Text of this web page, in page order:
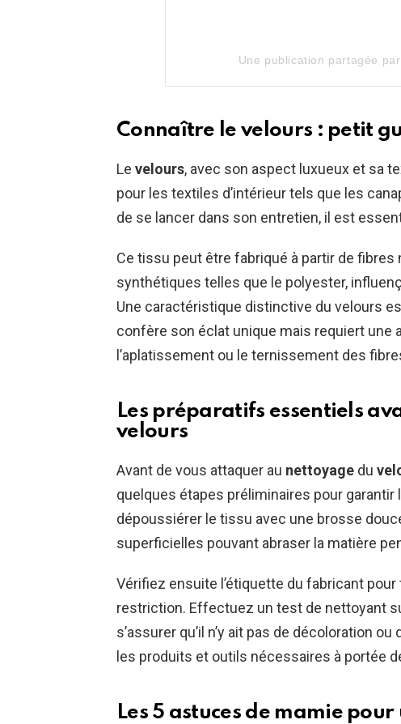
Une publication partagée
Connaître le velours : petit
Le velours, avec son aspect luxueux et sa
pour les textiles d’intérieur tels que les
de se lancer dans son entretien, il est
Ce tissu peut être fabriqué à partir de
synthétiques telles que le polyester,
Une caractéristique distinctive du velours
confère son éclat unique mais requiert une
l’aplatissement ou le ternissement des
Les préparatifs essentiels
velours
Avant de vous attaquer au nettoyage du
quelques étapes préliminaires pour
dépoussiérer le tissu avec une brosse
superficielles pouvant abraser la matière
Vérifiez ensuite l’étiquette du fabricant
restriction. Effectuez un test de nettoyant
s’assurer qu’il n’y ait pas de décoloration
les produits et outils nécessaires à portée
Les 5 astuces de mamie